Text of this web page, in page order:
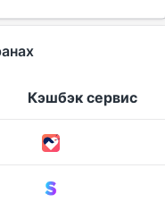
Кэшбэк сервис